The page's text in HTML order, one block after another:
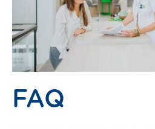
grossiste
pharmacie
FAQ